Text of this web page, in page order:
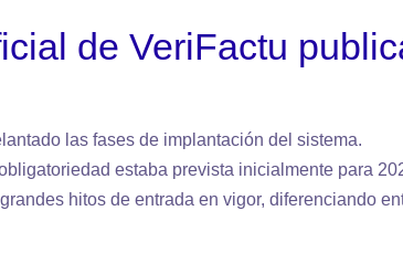
de VeriFactu
las fases de implantación del sistema.
estaba prevista inicialmente para
hitos de entrada en vigor, diferenciando